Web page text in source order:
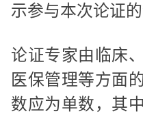
示参与本次论证
论证专家由临床
医保管理等方面
数应为单数，其